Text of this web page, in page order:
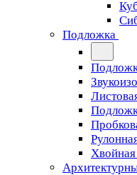
Подложка